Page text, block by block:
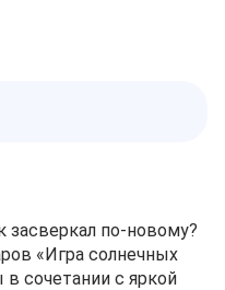
засверкал по‑новому?
«Игра солнечных
сочетании с яркой